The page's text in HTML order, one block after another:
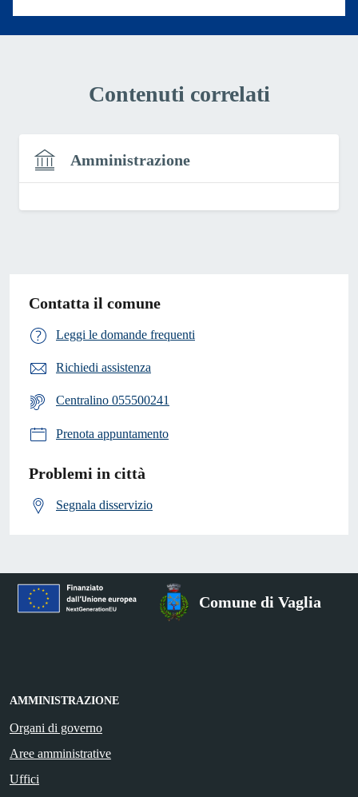
Contenuti correlati
Amministrazione
Contatta il comune
Leggi le domande frequenti
Richiedi assistenza
Centralino 055500241
Prenota appuntamento
Problemi in città
Segnala disservizio
Comune di Vaglia
AMMINISTRAZIONE
Organi di governo
Aree amministrative
Uffici